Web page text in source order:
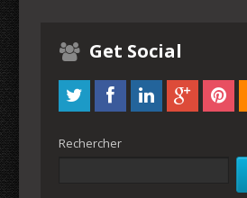
Get Social
Rechercher